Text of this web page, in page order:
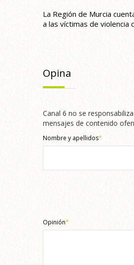
La Región de Murcia
a las víctimas de violencia
Opina
Canal 6 no se
mensajes de contenido
Nombre y apellidos*
Opinión*